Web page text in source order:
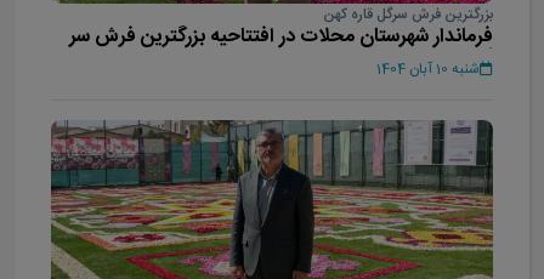
بزرگترین فرش سرگل قاره کهن
فرماندار شهرستان محلات در افتتاحیه بزرگترین فرش سر
گل آسیا
شنبه 10 آبان 1404